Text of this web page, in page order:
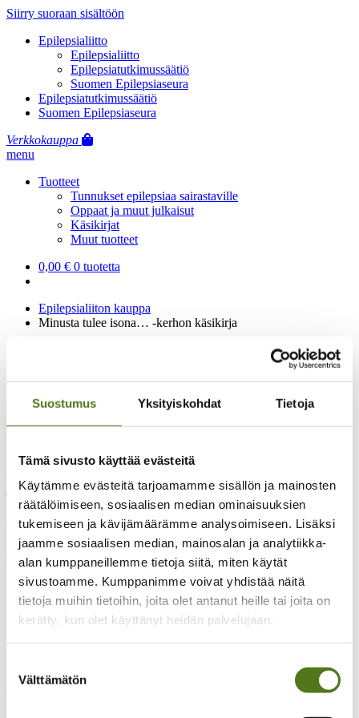
Suostumus Yksityiskohdat Tietoja
Tämä sivusto käyttää evästeitä
Käytämme evästeitä tarjoamamme sisällön ja mainosten
räätälöimiseen, sosiaalisen median ominaisuuksien
tukemiseen ja kävijämäärämme analysoimiseen. Lisäksi
jaamme sosiaalisen median, mainosalan ja analytiikka-
alan kumppaneillemme tietoja siitä, miten käytät
sivustoamme. Kumppanimme voivat yhdistää näitä
tietoja muihin tietoihin, joita olet antanut heille tai joita on
kerätty, kun olet käyttänyt heidän palvelujaan.
valinta
Välttämätön
Siirry suoraan sisältöön
Epilepsialiitto
Epilepsialiitto
Epilepsiatutkimussäätiö
Suomen Epilepsiaseura
Epilepsiatutkimussäätiö
Suomen Epilepsiaseura
Verkkokauppa
menu
Tuotteet
Tunnukset epilepsiaa sairastaville
Oppaat ja muut julkaisut
Käsikirjat
Muut tuotteet
0,00 € 0 tuotetta
Epilepsialiiton kauppa
Minusta tulee isona… -kerhon käsikirja
Minusta tulee isona… -kerhon käsikirja
Minusta tulee isona… -kerhon käsikirja on tarkoitettu kerhon
järjestämiseen tarvitaan ja mikä on kerhon hyöty sekä tarkoitus
lapselle ja lapsiryhmälle.
Minusta
tulee
isona...
kerhon
käsikirja
määrä
Lisää ostoskoriin
Osasto:Käsikirjat
Kuvaus
lapsille. Kerhossa käsitellään epilepsiaa Ville- tarinoiden sekä
erilaisten toiminnallisten tehtävien kautta. Oleellinen osa Minusta